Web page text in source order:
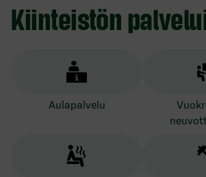
Kiinteistön
aulapalvelu
vuokrattavia